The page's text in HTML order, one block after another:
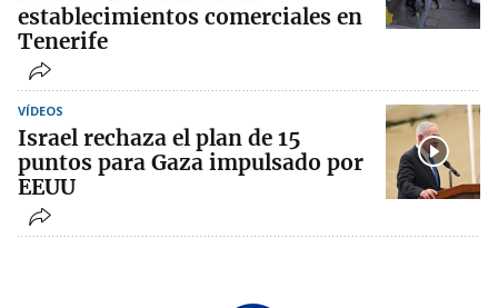
establecimientos comerciales en
Tenerife
VÍDEOS
Israel rechaza el plan de 15
puntos para Gaza impulsado por
EEUU